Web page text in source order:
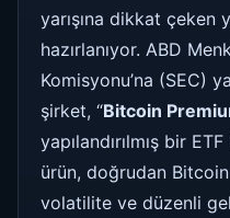
yarışına dikkat çeken
hazırlanıyor. ABD
Komisyonu’na (SEC)
şirket, “Bitcoin
yapılandırılmış bir
ürün, doğrudan
volatilite ve düzenli